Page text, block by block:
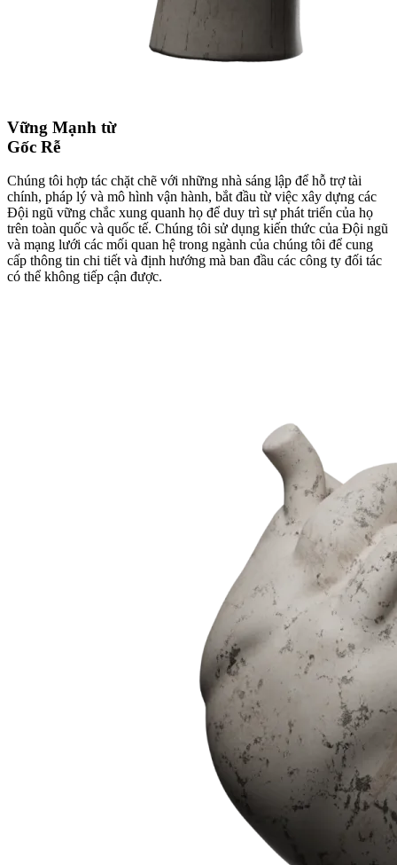
Vững Mạnh từ
Gốc Rễ
Chúng tôi hợp tác chặt chẽ với những nhà sáng lập để hỗ trợ tài
chính, pháp lý và mô hình vận hành, bắt đầu từ việc xây dựng các
Đội ngũ vững chắc xung quanh họ để duy trì sự phát triển của họ
trên toàn quốc và quốc tế. Chúng tôi sử dụng kiến thức của Đội ngũ
và mạng lưới các mối quan hệ trong ngành của chúng tôi để cung
cấp thông tin chi tiết và định hướng mà ban đầu các công ty đối tác
có thể không tiếp cận được.